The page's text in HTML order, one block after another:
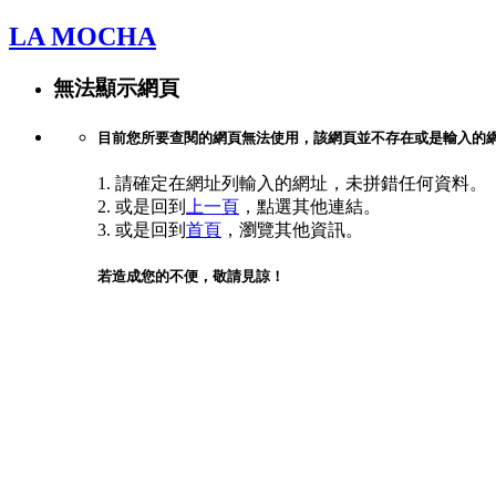
LA MOCHA
無法顯示網頁
目前您所要查閱的網頁無法使用，該網頁並不存在或是輸入的
1. 請確定在網址列輸入的網址，未拼錯任何資料。
2. 或是回到
上一頁 ，點選其他連結。
3. 或是回到 首頁 ，瀏覽其他資訊。
若造成您的不便，敬請見諒！